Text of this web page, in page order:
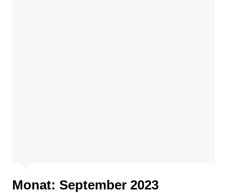
Monat: September 2023